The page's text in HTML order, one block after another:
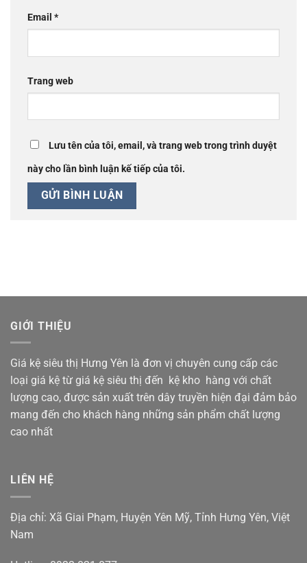
Email *
Trang web
Lưu tên của tôi, email, và trang web trong trình duyệt
này cho lần bình luận kế tiếp của tôi.
GIỚI THIỆU
Giá kệ siêu thị Hưng Yên là đơn vị chuyên cung cấp các
loại giá kệ từ giá kệ siêu thị đến kệ kho hàng với chất
lượng cao, được sản xuất trên dây truyền hiện đại đảm bảo
mang đến cho khách hàng những sản phẩm chất lượng
cao nhất
LIÊN HỆ
Địa chỉ: Xã Giai Phạm, Huyện Yên Mỹ, Tỉnh Hưng Yên, Việt
Nam